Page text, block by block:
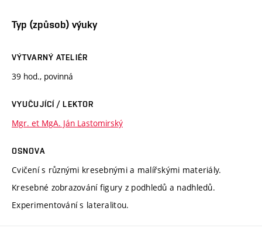
Typ (způsob) výuky
VÝTVARNÝ ATELIÉR
39 hod., povinná
VYUČUJÍCÍ / LEKTOR
Mgr. et MgA. Ján Lastomirský
OSNOVA
Cvičení s různými kresebnými a malířskými materiály.
Kresebné zobrazování figury z podhledů a nadhledů.
Experimentování s lateralitou.